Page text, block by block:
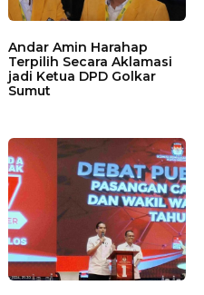
Andar Amin Harahap
Terpilih Secara Aklamasi
jadi Ketua DPD Golkar
Sumut